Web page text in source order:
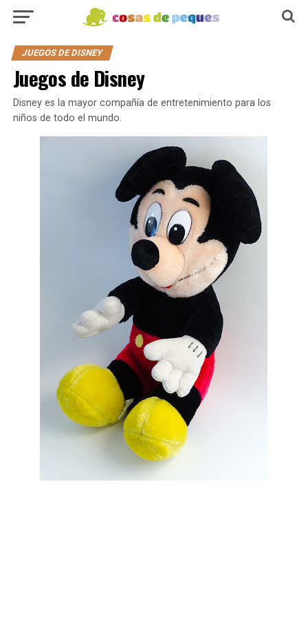
JUEGOS DE DISNEY
Juegos de Disney
Disney es la mayor compañía de entretenimiento para los
niños de todo el mundo.